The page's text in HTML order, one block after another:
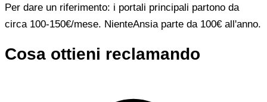
Per dare un riferimento: i portali principali partono da
circa 100-150€/mese. NienteAnsia parte da 100€ all'anno.
Cosa ottieni reclamando